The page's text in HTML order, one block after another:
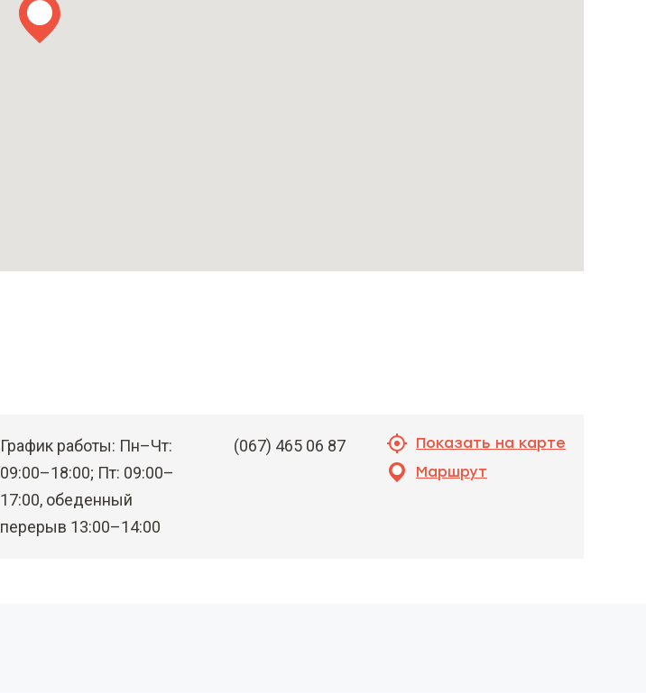
График работы: Пн–Чт:
09:00–18:00; Пт: 09:00–
17:00, обеденный
перерыв 13:00–14:00
(067) 465 06 87
Показать на карте
Маршрут